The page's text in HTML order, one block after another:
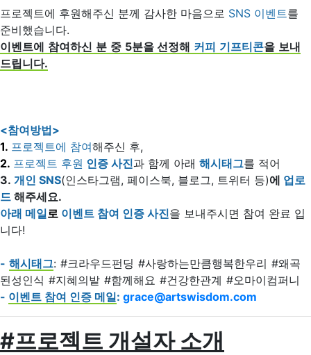
프로젝트에 후원해주신 분께 감사한 마음으로 SNS 이벤트를
준비했습니다.
이벤트에 참여하신 분 중 5분을 선정해 커피 기프티콘을 보내
드립니다.
<참여방법>
1. 프로젝트에 참여해주신 후,
2. 프로젝트 후원 인증 사진과 함께 아래 해시태그를 적어
3. 개인 SNS(인스타그램, 페이스북, 블로그, 트위터 등)에 업로
드 해주세요.
아래 메일로 이벤트 참여 인증 사진을 보내주시면 참여 완료 입
니다!
- 해시태그: #크라우드펀딩 #사랑하는만큼행복한우리 #왜곡
된성인식 #지혜의밭 #함께해요 #건강한관계 #오마이컴퍼니
- 이벤트 참여 인증 메일: grace@artswisdom.com
#프로젝트 개설자 소개